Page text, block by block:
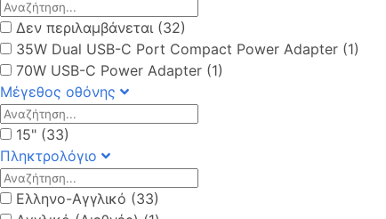
Δεν περιλαμβάνεται (32)
35W Dual USB-C Port Compact Power Adapter (1)
70W USB-C Power Adapter (1)
Μέγεθος οθόνης
15" (33)
Πληκτρολόγιο
Ελληνο-Αγγλικό (33)